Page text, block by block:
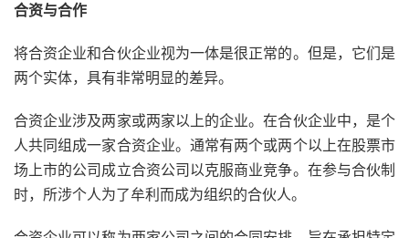
合资与合作
将合资企业和合伙企业视为一体是很正常的。但是，它们是
两个实体，具有非常明显的差异。
合资企业涉及两家或两家以上的企业。在合伙企业中，是个
人共同组成一家合资企业。通常有两个或两个以上在股票市
场上市的公司成立合资公司以克服商业竞争。在参与合伙制
时，所涉个人为了牟利而成为组织的合伙人。